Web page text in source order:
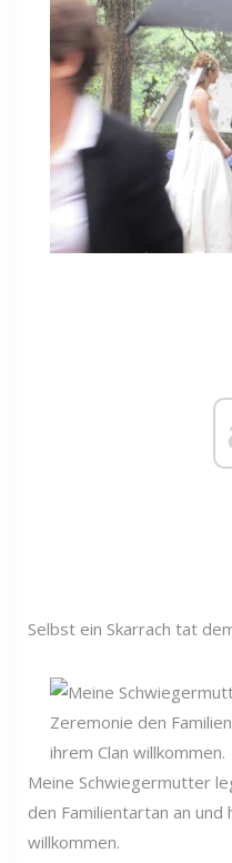
Selbst ein Skarrach tat
Meine Schwiegermutter
den Familientartan an und
willkommen.